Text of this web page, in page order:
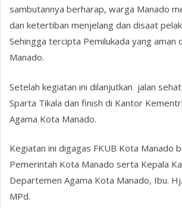
sambutannya berharap, warga Manado
dan ketertiban menjelang dan disaat
Sehingga tercipta Pemilukada yang aman
Manado.
Setelah kegiatan ini dilanjutkan jalan
Sparta Tikala dan finish di Kantor
Agama Kota Manado.
Kegiatan ini digagas FKUB Kota Manado
Pemerintah Kota Manado serta Kepala
Departemen Agama Kota Manado, Ibu.
MPd.